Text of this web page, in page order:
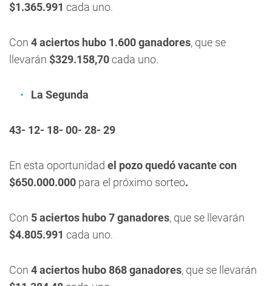
$1.365.991 cada uno.
Con 4 aciertos hubo 1.600 ganadores, que se
llevarán $329.158,70cada uno.
La Segunda
43- 12- 18- 00- 28- 29
En esta oportunidad el pozo quedó vacante con
$650.000.000 para el próximo sorteo.
Con 5 aciertos hubo 7 ganadores, que se llevarán
$4.805.991 cada uno.
Con 4 aciertos hubo 868 ganadores, que se llevarán